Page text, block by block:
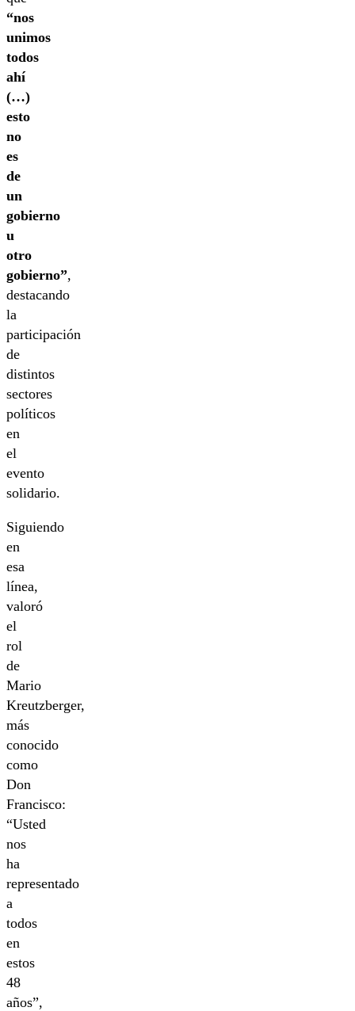
“nos
unimos
todos
ahí
(…)
esto
no
es
de
un
gobierno
u
otro
gobierno”,
destacando
la
participación
de
distintos
sectores
políticos
en
el
evento
solidario.
Siguiendo
en
esa
línea,
valoró
el
rol
de
Mario
Kreutzberger,
más
conocido
como
Don
Francisco:
“Usted
nos
ha
representado
a
todos
en
estos
48
años”,